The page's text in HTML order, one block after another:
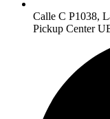
Calle C P1038,
Pickup Center